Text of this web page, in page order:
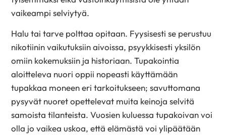
vaikeampi selviytyä.
Halu tai tarve polttaa opitaan. Fyysisesti se perustuu
nikotiinin vaikutuksiin aivoissa, psyykkisesti yksilön
omiin kokemuksiin ja historiaan. Tupakointia
aloitteleva nuori oppii nopeasti käyttämään
tupakkaa moneen eri tarkoitukseen; savuttomana
pysyvät nuoret opettelevat muita keinoja selvitä
samoista tilanteista. Vuosien kuluessa tupakoivan voi
olla jo vaikea uskoa, että elämästä voi ylipäätään